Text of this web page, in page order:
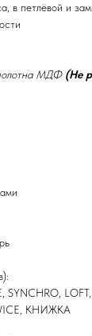
в петлёвой и
МДФ (Не
SYNCHRO,
КНИЖКА